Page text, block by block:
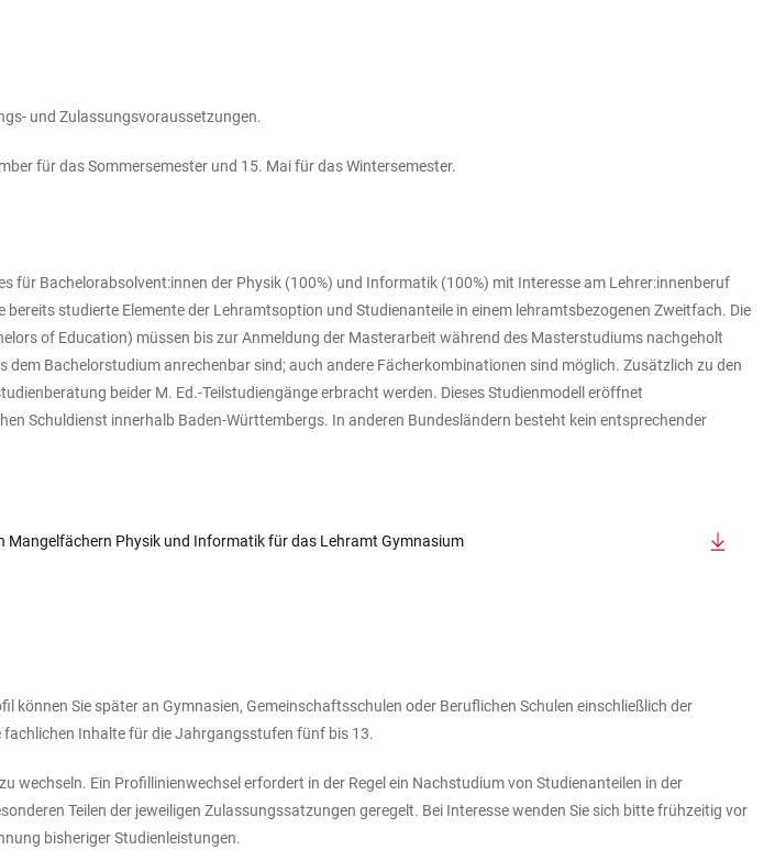
und Zulassungsvoraussetzungen.
für das Sommersemester und 15. Mai für das Wintersemester.
Bachelorabsolvent:innen der Physik (100%) und Informatik (100%) mit Interesse am Lehrer:innenberuf
studierte Elemente der Lehramtsoption und Studienanteile in einem lehramtsbezogenen Zweitfach. Die
of Education) müssen bis zur Anmeldung der Masterarbeit während des Masterstudiums nachgeholt
Bachelorstudium anrechenbar sind; auch andere Fächerkombinationen sind möglich. Zusätzlich zu den
beider M. Ed.-Teilstudiengänge erbracht werden. Dieses Studienmodell eröffnet
Schuldienst innerhalb Baden-Württembergs. In anderen Bundesländern besteht kein entsprechender
Physik und Informatik für das Lehramt Gymnasium
Sie später an Gymnasien, Gemeinschaftsschulen oder Beruflichen Schulen einschließlich der
Inhalte für die Jahrgangsstufen fünf bis 13.
Ein Profillinienwechsel erfordert in der Regel ein Nachstudium von Studienanteilen in der
Teilen der jeweiligen Zulassungssatzungen geregelt. Bei Interesse wenden Sie sich bitte frühzeitig vor
bisheriger Studienleistungen.